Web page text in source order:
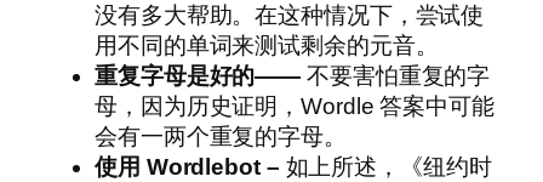
没有多大帮助。在这种情况下，尝试使
用不同的单词来测试剩余的元音。
重复字母是好的—— 不要害怕重复的字
母，因为历史证明，Wordle 答案中可能
会有一两个重复的字母。
使用 Wordlebot – 如上所述，《纽约时